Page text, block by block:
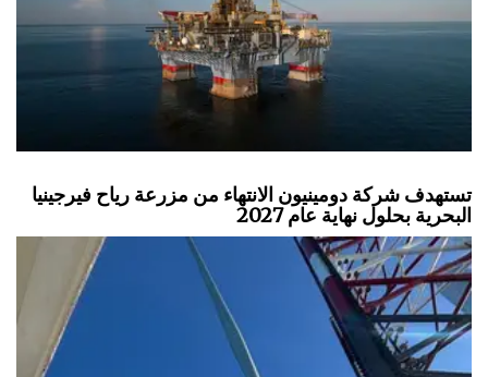
تستهدف شركة دومينيون الانتهاء من مزرعة رياح فيرجينيا
البحرية بحلول نهاية عام 2027